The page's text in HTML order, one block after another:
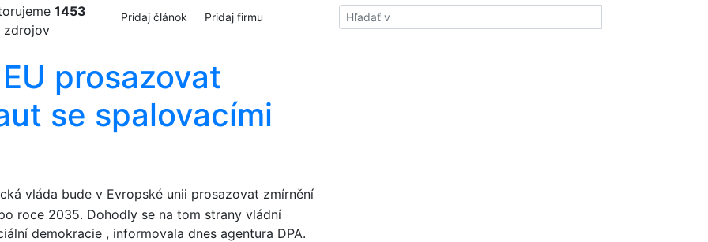
1453
zdrojov
Pridaj článok Pridaj firmu Hladať
prosazovat
se spalovacími
vláda bude v Evropské unii prosazovat zmírnění
roce 2035. Dohodly se na tom strany vládní
demokracie , informovala dnes agentura DPA.